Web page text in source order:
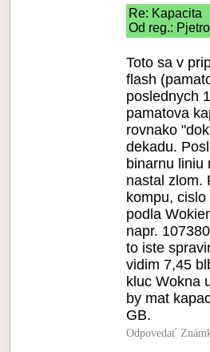
Re: Kapacita
Od reg.:
Toto sa v
flash
poslednych
pamatova
rovnako
dekadu.
binarnu liniu
nastal zlom.
kompu,
podla
napr.
to iste
vidim 7,45
kluc Wokna
by mat
GB.
Odpovedať